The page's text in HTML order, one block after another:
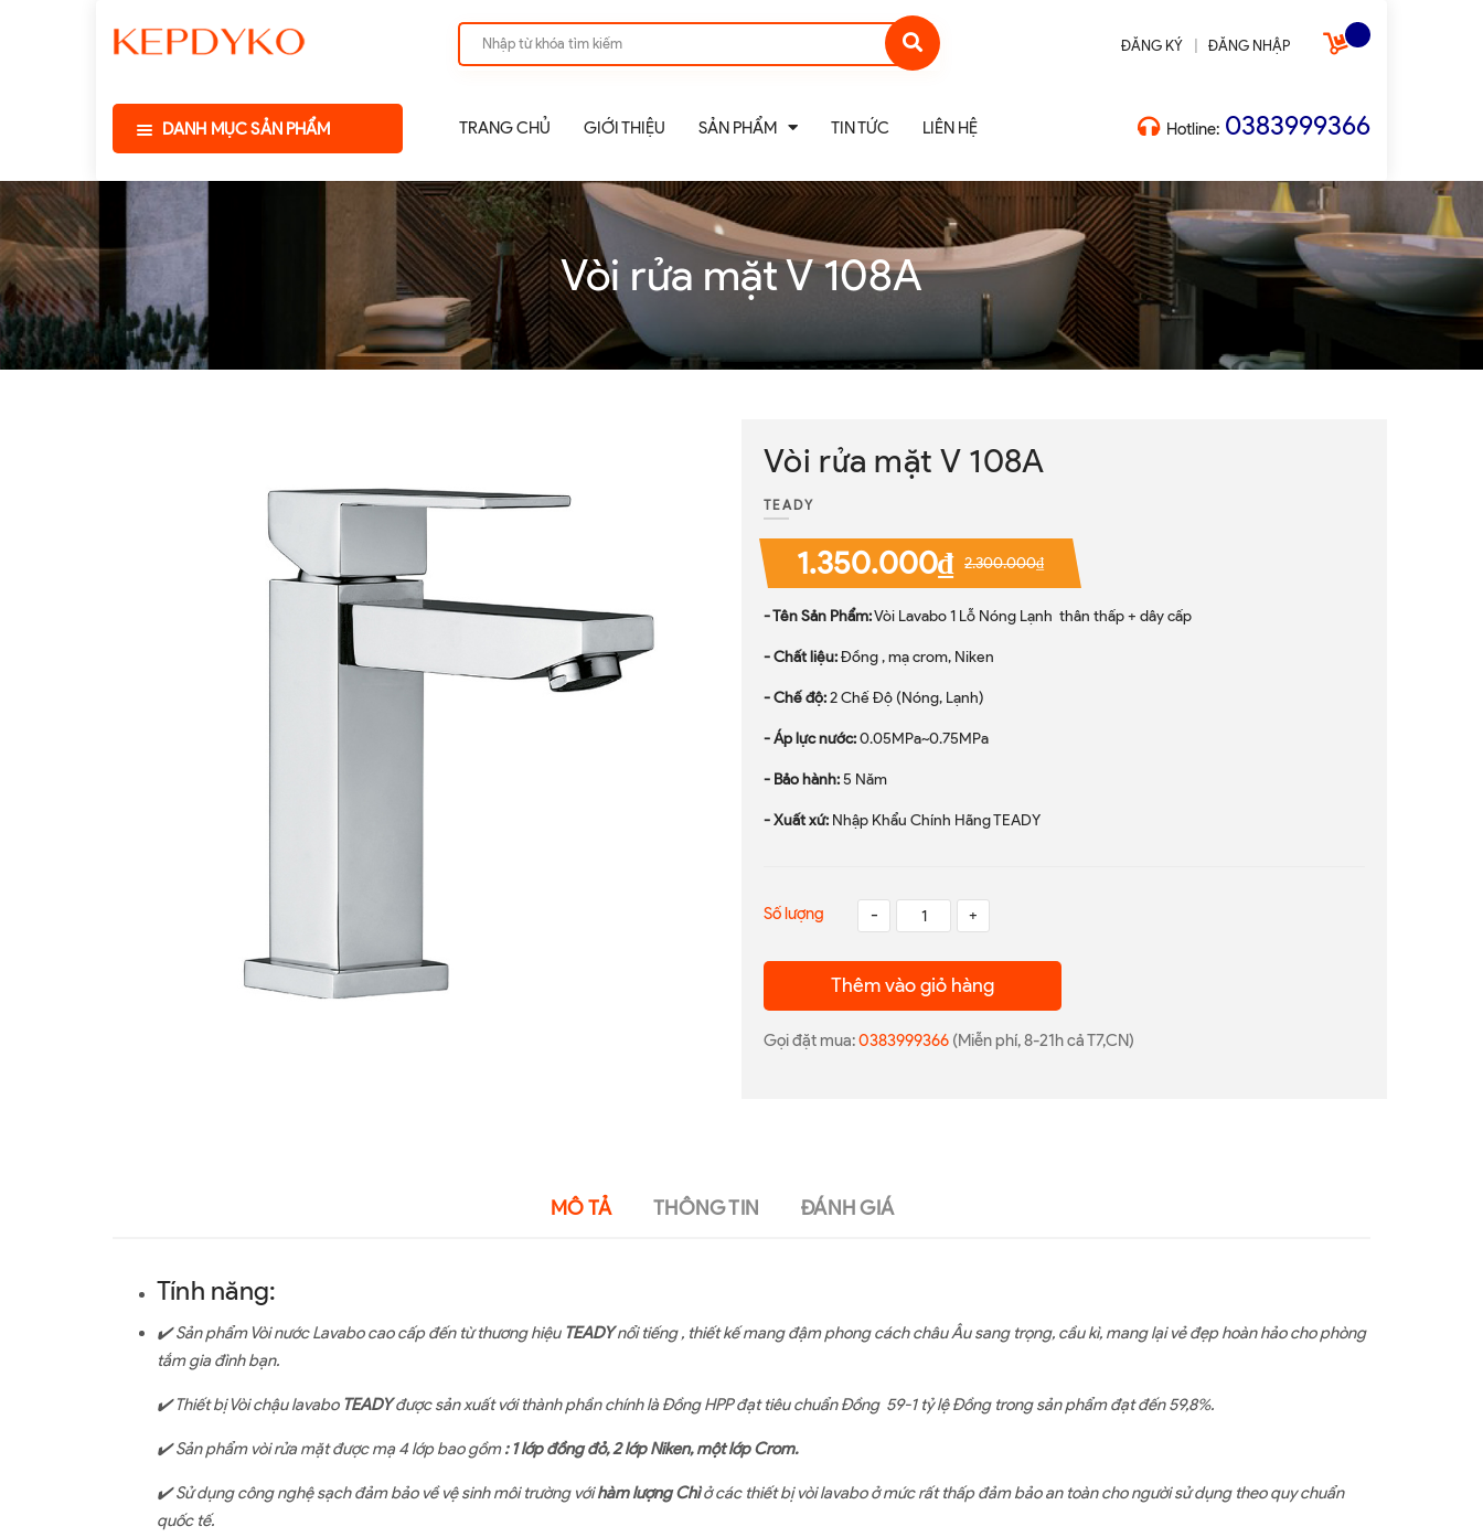
ĐĂNG KÝ ĐĂNG NHẬP
DANH MỤC SẢN PHẨM TRANG CHỦ GIỚI THIỆU SẢN PHẨM TIN TỨC LIÊN HỆ Hotline: 0383999366
Vòi rửa mặt V 108A
Vòi rửa mặt V 108A
TEADY
1.350.000₫ 2.300.000₫
- Tên Sản Phẩm:Vòi Lavabo 1 Lỗ Nóng Lạnh thân thấp + dây cấp
- Chất liệu:Đồng , mạ crom, Niken
- Chế độ:2 Chế Độ (Nóng, Lạnh)
- Áp lực nước:0.05MPa~0.75MPa
- Bảo hành:5 Năm
- Xuất xứ: Nhập Khẩu Chính Hãng TEADY
Số lượng - +
Thêm vào giỏ hàng
Gọi đặt mua:0383999366 (Miễn phí, 8-21h cả T7,CN)
MÔ TẢ THÔNG TIN ĐÁNH GIÁ
Tính năng:
✔Sản phẩm Vòi nước Lavabo cao cấp đến từ thương hiệu TEADYnổi tiếng , thiết kế mang đậm phong cách châu Âu sang trọng, cầu kì, mang lại vẻ đẹp hoàn hảo cho phòng
tắm gia đình bạn.
✔️ Thiết bị Vòi chậu lavabo TEADYđược sản xuất với thành phần chính là Đồng HPP đạt tiêu chuẩn Đồng 59-1 tỷ lệ Đồng trong sản phẩm đạt đến 59,8%.
✔️Sản phẩm vòi rửa mặt được mạ 4 lớp bao gồm: 1 lớp đồng đỏ, 2 lớp Niken, một lớp Crom.
✔️Sử dụng công nghệ sạch đảm bảo về vệ sinh môi trường vớihàm lượng Chìở các thiết bị vòi lavabo ở mức rất thấp đảm bảo an toàn cho người sử dụng theo quy chuẩn
quốc tế.